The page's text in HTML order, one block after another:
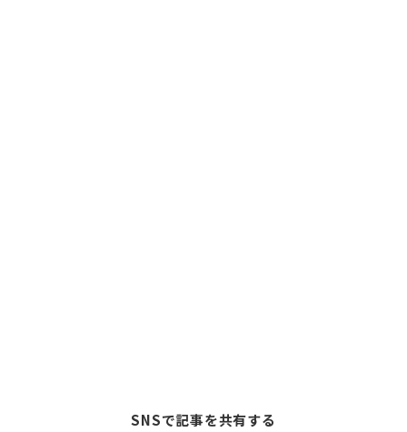
SNSで記事を共有する